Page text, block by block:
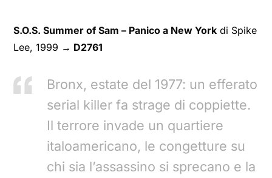
S.O.S. Summer of Sam – Panico a New York di Spike
Lee, 1999 → D2761
Bronx, estate del 1977: un efferato
serial killer fa strage di coppiette.
Il terrore invade un quartiere
italoamericano, le congetture su
chi sia l’assassino si sprecano e la